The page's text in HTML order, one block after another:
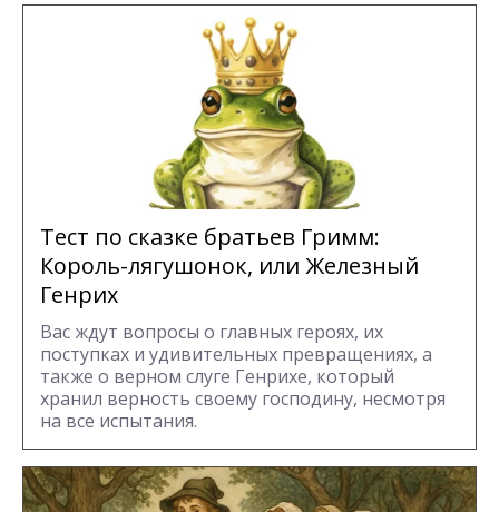
Тест по сказке братьев Гримм:
Король-лягушонок, или Железный
Генрих
Вас ждут вопросы о главных героях, их
поступках и удивительных превращениях, а
также о верном слуге Генрихе, который
хранил верность своему господину, несмотря
на все испытания.